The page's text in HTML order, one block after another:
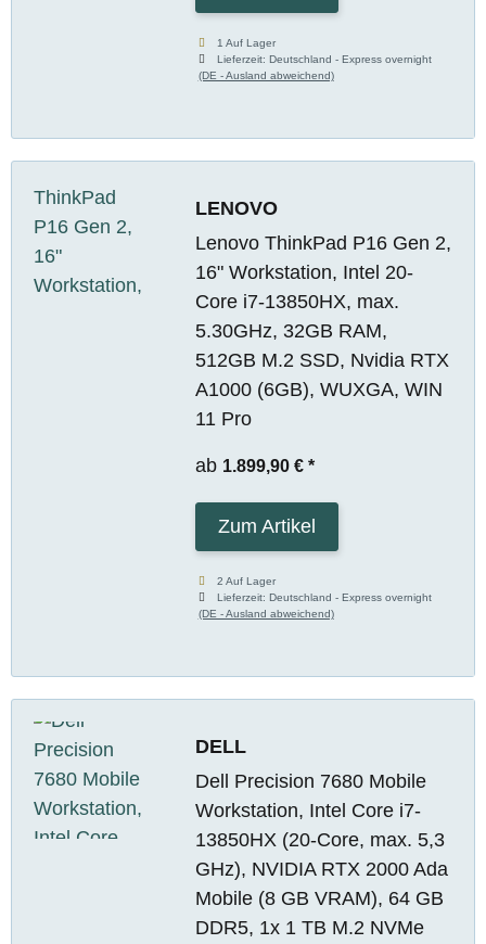
1 Auf Lager
Lieferzeit:Deutschland - Express overnight
(DE - Ausland abweichend)
LENOVO
Lenovo ThinkPad P16 Gen 2,
16" Workstation, Intel 20-
Core i7-13850HX, max.
5.30GHz, 32GB RAM,
512GB M.2 SSD, Nvidia RTX
A1000 (6GB), WUXGA, WIN
11 Pro
ab 1.899,90 € *
Zum Artikel
2 Auf Lager
Lieferzeit:Deutschland - Express overnight
(DE - Ausland abweichend)
DELL
Dell Precision 7680 Mobile
Workstation, Intel Core i7-
13850HX (20-Core, max. 5,3
GHz), NVIDIA RTX 2000 Ada
Mobile (8 GB VRAM), 64 GB
DDR5, 1x 1 TB M.2 NVMe